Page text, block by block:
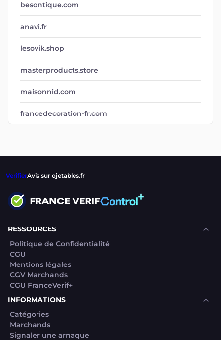
besontique.com
anavi.fr
lesovik.shop
masterproducts.store
maisonnid.com
francedecoration-fr.com
VerifierAvis sur ojetables.fr
RESSOURCES
Politique de Confidentialité
CGU
Mentions légales
CGV Marchands
CGU FranceVerif+
INFORMATIONS
Catégories
Marchands
Signaler une arnaque